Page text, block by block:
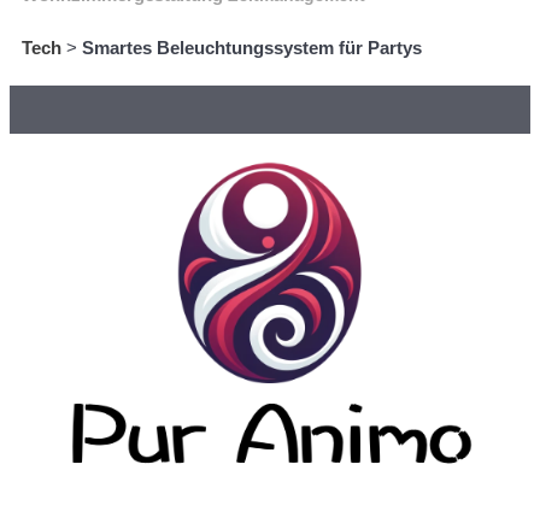
Tech > Smartes Beleuchtungssystem für Partys